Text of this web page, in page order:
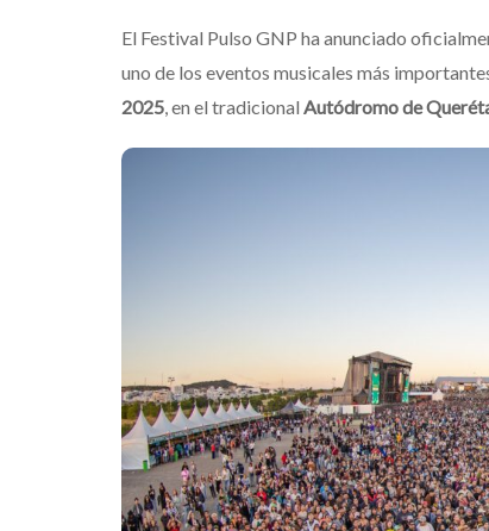
El Festival Pulso GNP ha anunciado
uno de los eventos musicales más
2025 , en el tradicional Autódromo de